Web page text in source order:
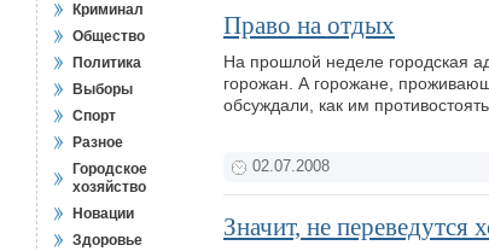
Криминал
Общество
Политика
Выборы
Спорт
Разное
Городское
хозяйство
Новации
Здоровье
Право на отдых
На прошлой неделе городская
горожан. А горожане,
обсуждали, как им
02.07.2008
Значит, не переведутся